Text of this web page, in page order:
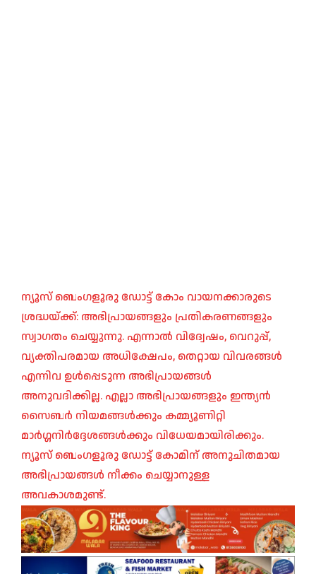
ന്യൂസ് ബെംഗളൂരു ഡോട്ട് കോം വായനക്കാരുടെ
ശ്രദ്ധയ്ക്ക്: അഭിപ്രായങ്ങളും പ്രതികരണങ്ങളും
സ്വാഗതം ചെയ്യുന്നു. എന്നാൽ വിദ്വേഷം, വെറുപ്പ്,
വ്യക്തിപരമായ അധിക്ഷേപം, തെറ്റായ വിവരങ്ങൾ
എന്നിവ ഉൾപ്പെടുന്ന അഭിപ്രായങ്ങൾ
അനുവദിക്കില്ല. എല്ലാ അഭിപ്രായങ്ങളും ഇന്ത്യൻ
സൈബർ നിയമങ്ങൾക്കും കമ്മ്യൂണിറ്റി
മാർഗ്ഗനിർദ്ദേശങ്ങൾക്കും വിധേയമായിരിക്കും.
ന്യൂസ് ബെംഗളൂരു ഡോട്ട് കോമിന് അനുചിതമായ
അഭിപ്രായങ്ങൾ നീക്കം ചെയ്യാനുള്ള
അവകാശമുണ്ട്.